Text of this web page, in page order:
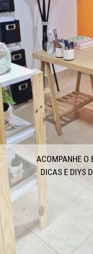
ACOMPANHE O
DICAS E DIYS